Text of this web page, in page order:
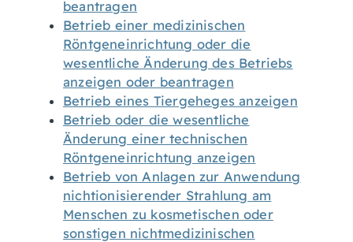
beantragen
Betrieb einer medizinischen
Röntgeneinrichtung oder die
wesentliche Änderung des Betriebs
anzeigen oder beantragen
Betrieb eines Tiergeheges anzeigen
Betrieb oder die wesentliche
Änderung einer technischen
Röntgeneinrichtung anzeigen
Betrieb von Anlagen zur Anwendung
nichtionisierender Strahlung am
Menschen zu kosmetischen oder
sonstigen nichtmedizinischen